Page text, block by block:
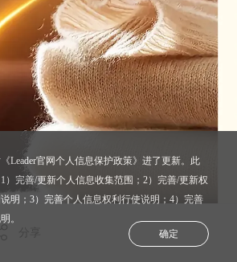
Leader官网个人信息保护政策》进了更新。此
）完善/更新个人信息收集范围；2）完善/更新权
明；3）完善个人信息权利行使说明；4）完善
。
确定